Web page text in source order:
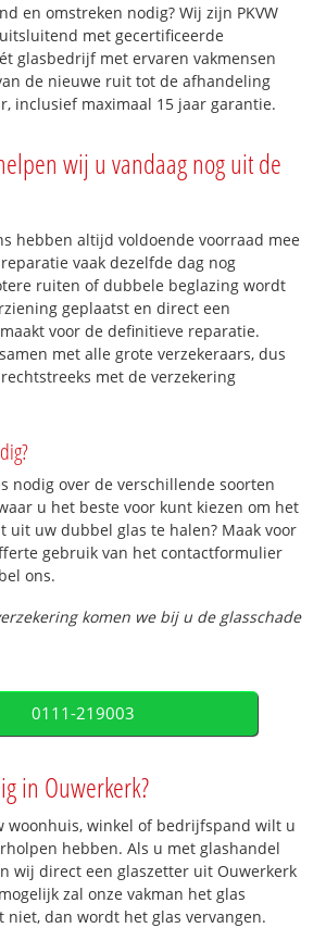
en omstreken nodig? Wij zijn PKVW
met gecertificeerde
glasbedrijf met ervaren vakmensen
de nieuwe ruit tot de afhandeling
inclusief maximaal 15 jaar garantie.
wij u vandaag nog uit de
hebben altijd voldoende voorraad mee
vaak dezelfde dag nog
ruiten of dubbele beglazing wordt
geplaatst en direct een
voor de definitieve reparatie.
met alle grote verzekeraars, dus
met de verzekering
nodig over de verschillende soorten
u het beste voor kunt kiezen om het
uit uw dubbel glas te halen? Maak voor
gebruik van het contactformulier
ons.
komen we bij u de glasschade
0111-219003
in Ouwerkerk?
woonhuis, winkel of bedrijfspand wilt u
hebben. Als u met glashandel
wij direct een glaszetter uit Ouwerkerk
zal onze vakman het glas
niet, dan wordt het glas vervangen.